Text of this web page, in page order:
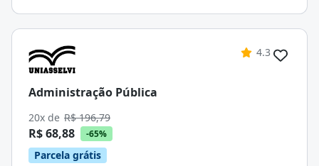
4.3
Administração Pública
20x de R$ 196,79
R$ 68,88 -65%
Parcela grátis